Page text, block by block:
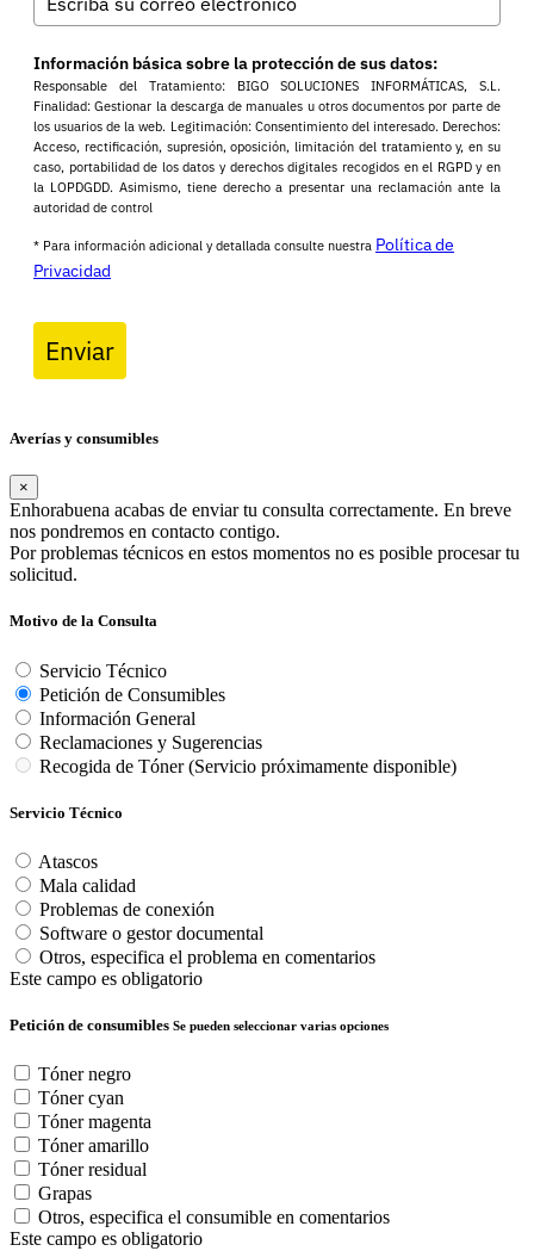
Información básica sobre la protección de sus datos:
Responsable del Tratamiento: BIGO SOLUCIONES INFORMÁTICAS, S.L.
Finalidad: Gestionar la descarga de manuales u otros documentos por parte de
los usuarios de la web. Legitimación: Consentimiento del interesado. Derechos:
Acceso, rectificación, supresión, oposición, limitación del tratamiento y, en su
caso, portabilidad de los datos y derechos digitales recogidos en el RGPD y en
la LOPDGDD. Asimismo, tiene derecho a presentar una reclamación ante la
autoridad de control
* Para información adicional y detallada consulte nuestra Política de
Privacidad
Enviar
Averías y consumibles
×
Enhorabuena acabas de enviar tu consulta correctamente. En breve
nos pondremos en contacto contigo.
Por problemas técnicos en estos momentos no es posible procesar tu
solicitud.
Motivo de la Consulta
Servicio Técnico
Petición de Consumibles
Información General
Reclamaciones y Sugerencias
Recogida de Tóner (Servicio próximamente disponible)
Servicio Técnico
Atascos
Mala calidad
Problemas de conexión
Software o gestor documental
Otros, especifica el problema en comentarios
Este campo es obligatorio
Petición de consumibles Se pueden seleccionar varias opciones
Tóner negro
Tóner cyan
Tóner magenta
Tóner amarillo
Tóner residual
Grapas
Otros, especifica el consumible en comentarios
Este campo es obligatorio